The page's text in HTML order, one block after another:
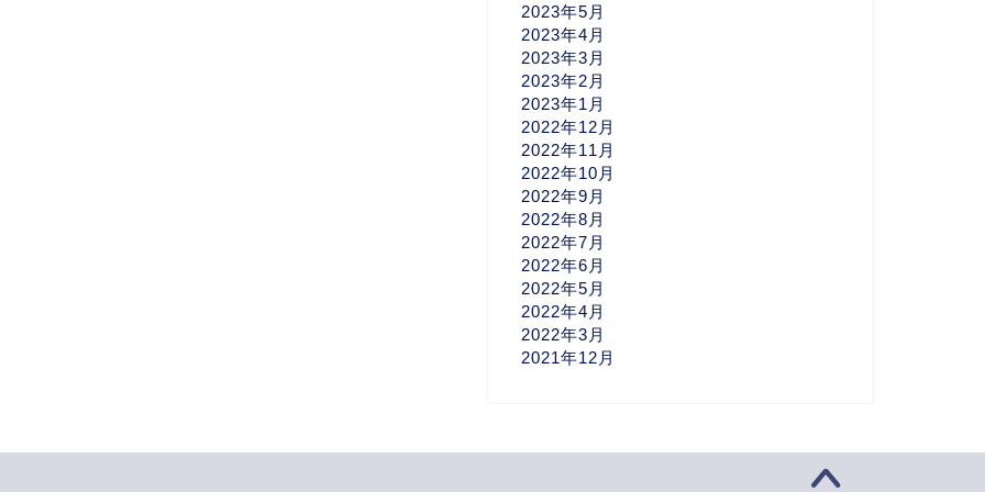
2023年5月
2023年4月
2023年3月
2023年2月
2023年1月
2022年12月
2022年11月
2022年10月
2022年9月
2022年8月
2022年7月
2022年6月
2022年5月
2022年4月
2022年3月
2021年12月